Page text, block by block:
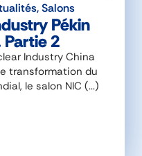
,Salons
Pékin
Partie 2
Industry China
transformation du
le salon NIC (...)